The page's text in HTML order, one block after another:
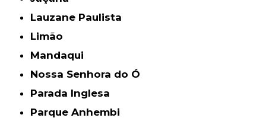
Lauzane Paulista
Limão
Mandaqui
Nossa Senhora do Ó
Parada Inglesa
Parque Anhembi